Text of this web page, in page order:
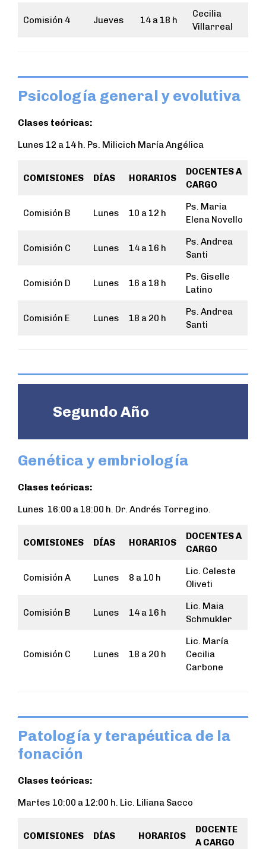
Comisión 4 Jueves 14 a 18 h
Cecilia
Villarreal
Psicología general y evolutiva
Clases teóricas:
Lunes 12 a 14 h. Ps. Milicich María Angélica
COMISIONES DÍAS HORARIOS
DOCENTES A
CARGO
Comisión B Lunes 10 a 12 h
Ps. Maria
Elena Novello
Comisión C Lunes 14 a 16 h
Ps. Andrea
Santi
Comisión D Lunes 16 a 18 h
Ps. Giselle
Latino
Comisión E Lunes 18 a 20 h
Ps. Andrea
Santi
Segundo Año
Genética y embriología
Clases teóricas:
Lunes 16:00 a 18:00 h. Dr. Andrés Torregino.
COMISIONES DÍAS HORARIOS
DOCENTES A
CARGO
Comisión A Lunes 8 a 10 h
Lic. Celeste
Oliveti
Comisión B Lunes 14 a 16 h
Lic. Maia
Schmukler
Comisión C Lunes 18 a 20 h
Lic. María
Cecilia
Carbone
Patología y terapéutica de la
fonación
Clases teóricas:
Martes 10:00 a 12:00 h. Lic. Liliana Sacco
COMISIONES DÍAS HORARIOS
DOCENTE
A CARGO